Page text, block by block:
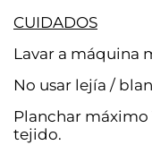
CUIDADOS
Lavar a máquina
No usar lejía /
Planchar máximo
tejido.